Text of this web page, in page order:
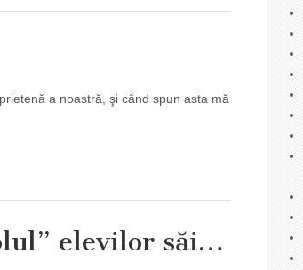
a noastră, şi când spun asta mă
elevilor săi…